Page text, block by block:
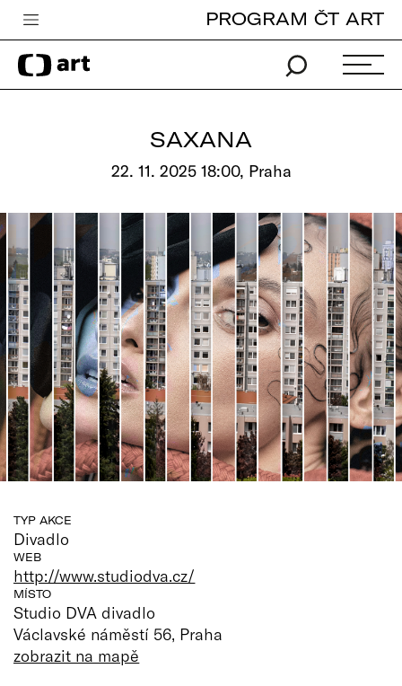
Česká televize
Zpravodajství
Pro děti
edu
Vše o ČT
PROGRAM ČT ART
SAXANA
22. 11. 2025 18:00, Praha
TYP AKCE
Divadlo
WEB
http://www.studiodva.cz/
MÍSTO
Studio DVA divadlo
Václavské náměstí 56, Praha
zobrazit na mapě